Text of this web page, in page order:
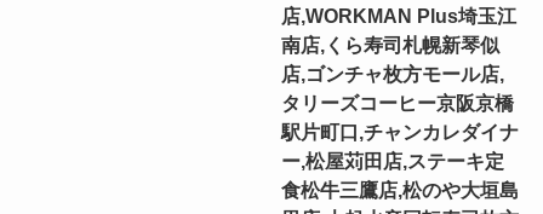
店,WORKMAN Plus埼玉江
南店,くら寿司札幌新琴似
店,ゴンチャ枚方モール店,
タリーズコーヒー京阪京橋
駅片町口,チャンカレダイナ
ー,松屋苅田店,ステーキ定
食松牛三鷹店,松のや大垣島